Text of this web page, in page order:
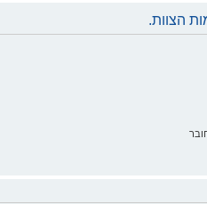
הצוות.